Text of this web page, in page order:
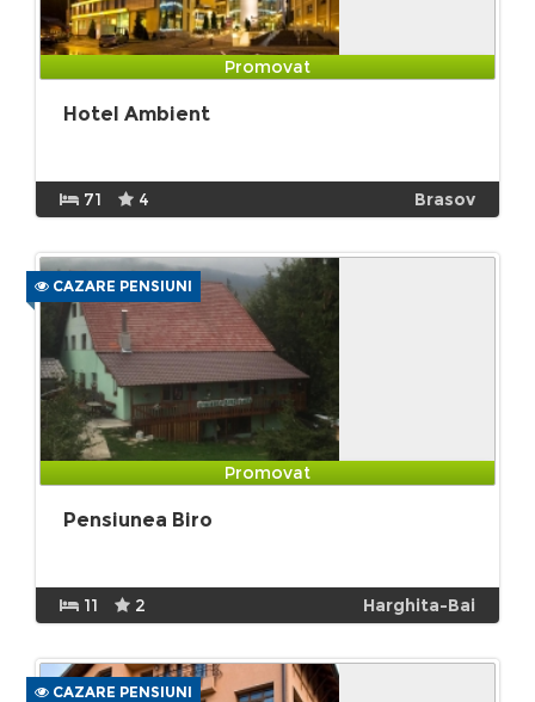
Promovat
Hotel Ambient
71 4 Brasov
CAZARE PENSIUNI
Promovat
Pensiunea Biro
11 2 Harghita-Bai
CAZARE PENSIUNI